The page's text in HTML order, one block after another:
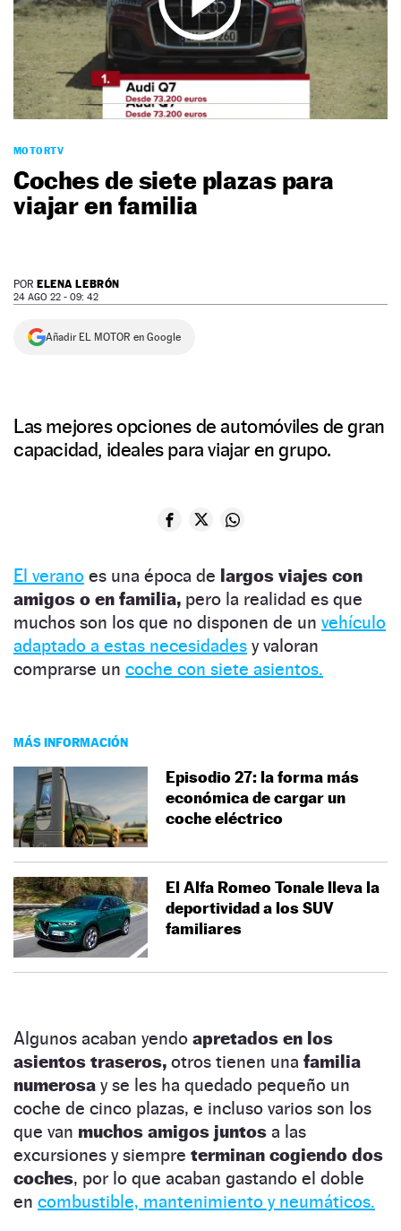
NEWSLETTER
SÍGUENOS
MOTORTV
Coches de siete plazas para
viajar en familia
POR ELENA LEBRÓN
24 AGO 22 - 09: 42
Añadir EL MOTOR en Google
Las mejores opciones de automóviles de gran
capacidad, ideales para viajar en grupo.
El verano es una época de largos viajes con
amigos o en familia, pero la realidad es que
muchos son los que no disponen de un vehículo
adaptado a estas necesidades y valoran
comprarse un coche con siete asientos.
MÁS INFORMACIÓN
Episodio 27: la forma más
económica de cargar un
coche eléctrico
El Alfa Romeo Tonale lleva la
deportividad a los SUV
familiares
Algunos acaban yendo apretados en los
asientos traseros, otros tienen una familia
numerosa y se les ha quedado pequeño un
coche de cinco plazas, e incluso varios son los
que van muchos amigos juntos a las
excursiones y siempre terminan cogiendo dos
coches, por lo que acaban gastando el doble
en combustible, mantenimiento y neumáticos.